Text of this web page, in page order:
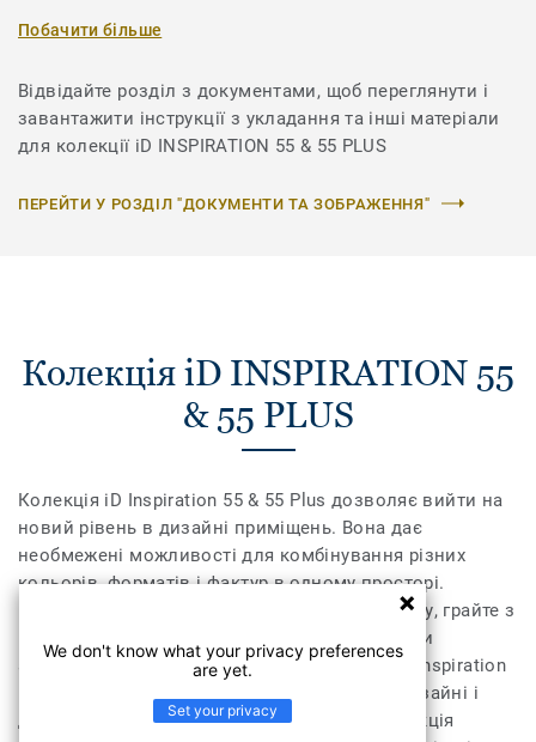
Побачити більше
Відвідайте розділ з документами, щоб переглянути і
завантажити інструкції з укладання та інші матеріали
для колекції iD INSPIRATION 55 & 55 PLUS
ПЕРЕЙТИ У РОЗДІЛ "ДОКУМЕНТИ ТА ЗОБРАЖЕННЯ"
Колекція iD INSPIRATION 55
& 55 PLUS
Колекція iD Inspiration 55 & 55 Plus дозволяє вийти на
новий рівень в дизайні приміщень. Вона дає
необмежені можливості для комбінування різних
кольорів, форматів і фактур в одному просторі.
Поєднайте текстуру дерева, каміння та металу, грайте з
різними відтінками, доповніть їх необхідними
аксесуарами – плінтусами та профілями. iD Inspiration
55 & 55 Plus розсуває межі дозволеного у дизайні і
дозволяє створити інтер’єр вашої мрії. Колекція
We don't know what your privacy preferences
are yet.
Set your privacy